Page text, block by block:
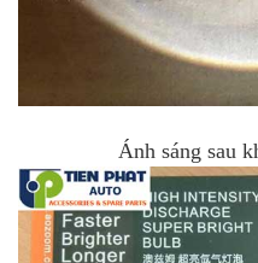
Ánh sáng sau